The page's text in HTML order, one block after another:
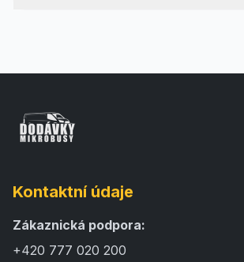
Kontaktní údaje
Zákaznická podpora:
+420 777 020 200